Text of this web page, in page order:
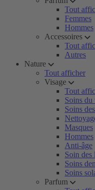
Tout
Femmes
Hommes
Accessoires
Tout
Autres
Nature
Tout afficher
Visage
Tout
Soins du
Soins
Masques
Hommes
Anti-âge
Soin des
Soins
Soins
Parfum